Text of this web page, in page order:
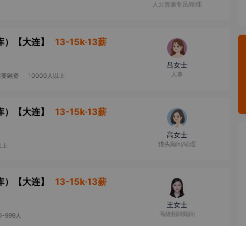
人力资源专员/助理
【大连】 13-15k·13薪
融资 10000人以上
吕女士
人事
【大连】 13-15k·13薪
高女士
猎头顾问/助理
【大连】 13-15k·13薪
999人
王女士
高级招聘顾问